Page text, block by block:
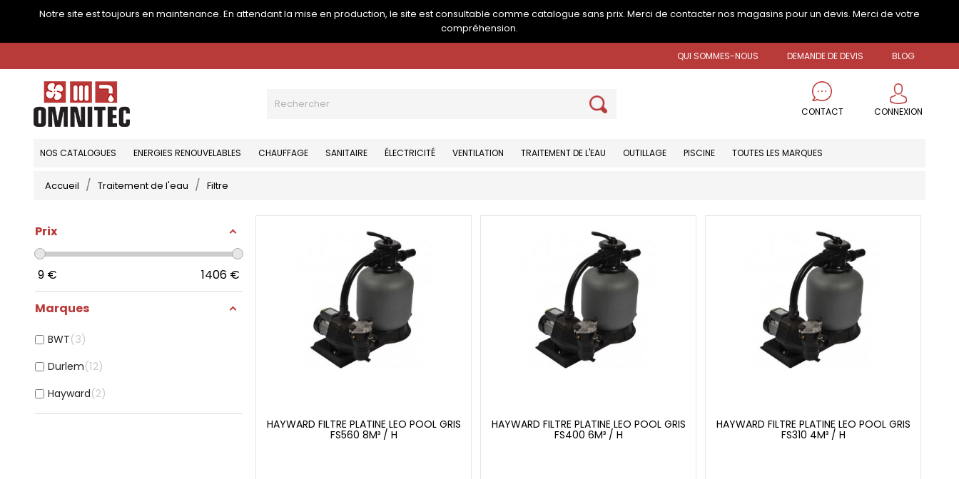
Notre site est toujours en maintenance. En attendant la mise en production, le site est consultable comme catalogue sans prix. Merci de contacter nos magasins pour un devis. Merci de votre
compréhension.
QUI SOMMES-NOUS DEMANDE DE DEVIS BLOG
CONTACT CONNEXION
NOS CATALOGUES ENERGIES RENOUVELABLES CHAUFFAGE SANITAIRE ÉLECTRICITÉ VENTILATION TRAITEMENT DE L'EAU OUTILLAGE PISCINE TOUTES LES MARQUES
Accueil Traitement de l'eau Filtre
Prix
9 € 1406 €
Marques
BWT 3
Durlem 12
Hayward 2
HAYWARD FILTRE PLATINE LEO POOL GRIS
FS560 8M³ / H
HAYWARD FILTRE PLATINE LEO POOL GRIS
FS400 6M³ / H
HAYWARD FILTRE PLATINE LEO POOL GRIS
FS310 4M³ / H